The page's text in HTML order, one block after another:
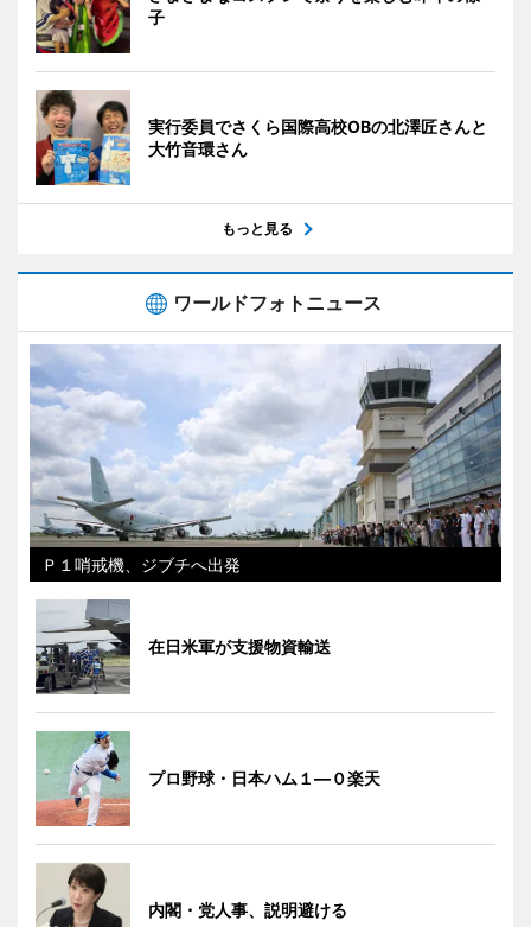
子
実行委員でさくら国際高校OBの北澤匠さんと
大竹音環さん
もっと見る
ワールドフォトニュース
Ｐ１哨戒機、ジブチへ出発
在日米軍が支援物資輸送
プロ野球・日本ハム１―０楽天
内閣・党人事、説明避ける